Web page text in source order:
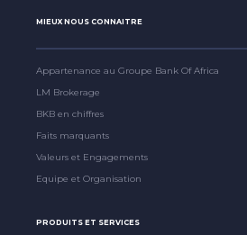
MIEUX NOUS CONNAITRE
Appartenance au Groupe Bank Of Africa
LM Brokerage
BKB en chiffres
Faits marquants
Valeurs et Engagements
Equipe et Organisation
PRODUITS ET SERVICES